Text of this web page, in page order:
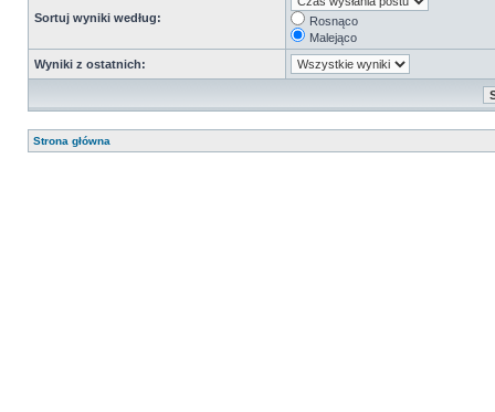
Sortuj wyniki według:
Rosnąco
Malejąco
Wyniki z ostatnich:
Strona główna